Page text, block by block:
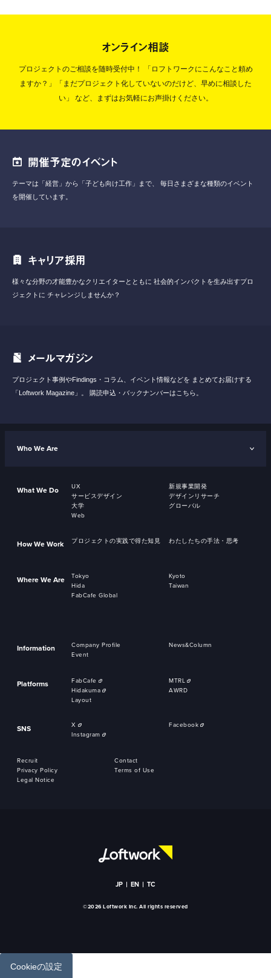
オンライン相談
プロジェクトのご相談を随時受付中！
「ロフトワークにこんなこと頼め
ますか？」「まだプロジェクト化していないのだけど、早めに相談した
い」
など、まずはお気軽にお声掛けください。
開催予定のイベント
テーマは「経営」から「子ども向け工作」まで、
毎日さまざまな種類のイベント
を開催しています。
キャリア採用
様々な分野の才能豊かなクリエイターとともに 社会的インパクトを生み出すプロ
ジェクトに チャレンジしませんか？
メールマガジン
プロジェクト事例やFindings・コラム、イベント情報などを まとめてお届けする
「Loftwork Magazine」。
購読申込・バックナンバーはこちら。
Who We Are
What We Do UX
新規事業開発
サービスデザイン
デザインリサーチ
大学
グローバル
Web
How We Work プロジェクトの実践で得た知見 わたしたちの手法・思考
Where We Are Tokyo
Kyoto
Hida
Taiwan
FabCafe Global
Information Company Profile
News&Column
Event
Platforms FabCafe
MTRL
Hidakuma
AWRD
Layout
SNS X
Facebook
Instagram
Recruit
Contact
Privacy Policy
Terms of Use
Legal Notice
JP EN TC
©2026 Loftwork Inc. All rights reserved
Cookieの設定